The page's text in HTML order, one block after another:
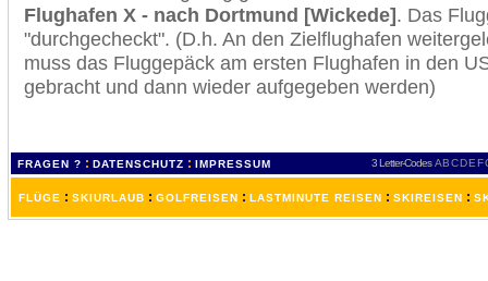
Flughafen X - nach Dortmund [Wickede]. Das
"durchgecheckt". (D.h. An den Zielflughafen
muss das Fluggepäck am ersten Flughafen in den
gebracht und dann wieder aufgegeben werden)
FRAGEN ? : DATENSCHUTZ : IMPRESSUM 3 Letter-Codes ABCDEF
FLÜGE : SKIURLAUB : GOLFREISEN : LASTMINUTE REISEN : SKIREISEN :